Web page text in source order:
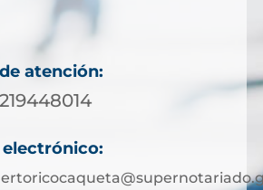
atención: